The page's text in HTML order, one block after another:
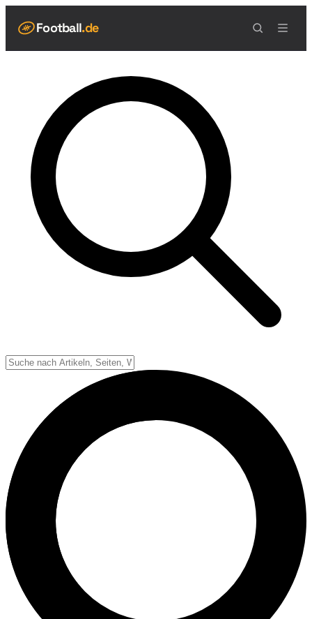
Football.de
Live Scores
Spielplan
Teams
Tabelle
Football Regeln
Punkte & Scoring
Strafen & Fouls
Schiedsrichter
Football Lexikon